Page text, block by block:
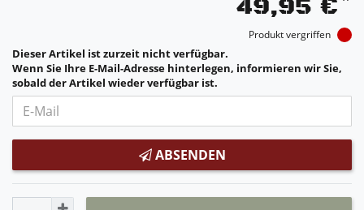
49,95 €
Produkt vergriffen
Dieser Artikel ist zurzeit nicht verfügbar.
Wenn Sie Ihre E-Mail-Adresse hinterlegen, informieren wir Sie,
sobald der Artikel wieder verfügbar ist.
ABSENDEN